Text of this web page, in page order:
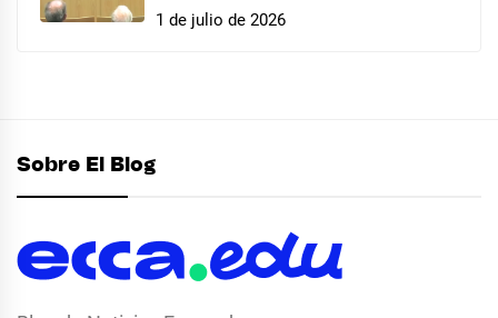
1 de julio de 2026
Sobre El Blog